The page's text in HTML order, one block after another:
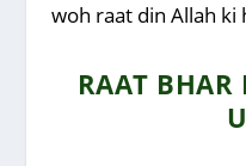
woh raat din Allah ki
RAAT